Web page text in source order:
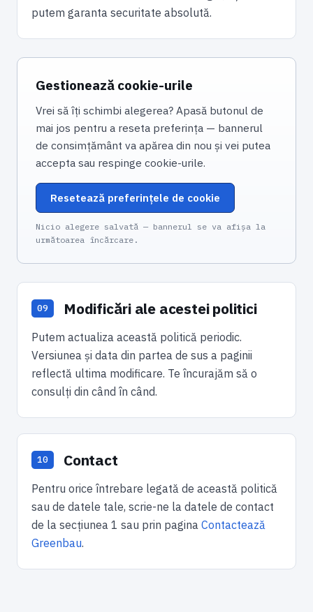
putem garanta securitate absolută.
Gestionează cookie-urile
Vrei să îți schimbi alegerea? Apasă butonul de
mai jos pentru a reseta preferința — bannerul
de consimțământ va apărea din nou și vei putea
accepta sau respinge cookie-urile.
Resetează preferințele de cookie
Nicio alegere salvată — bannerul se va afișa la
următoarea încărcare.
Modificări ale acestei politici
Putem actualiza această politică periodic.
Versiunea și data din partea de sus a paginii
reflectă ultima modificare. Te încurajăm să o
consulți din când în când.
Contact
Pentru orice întrebare legată de această politică
sau de datele tale, scrie-ne la datele de contact
de la secțiunea 1 sau prin pagina Contactează
Greenbau.